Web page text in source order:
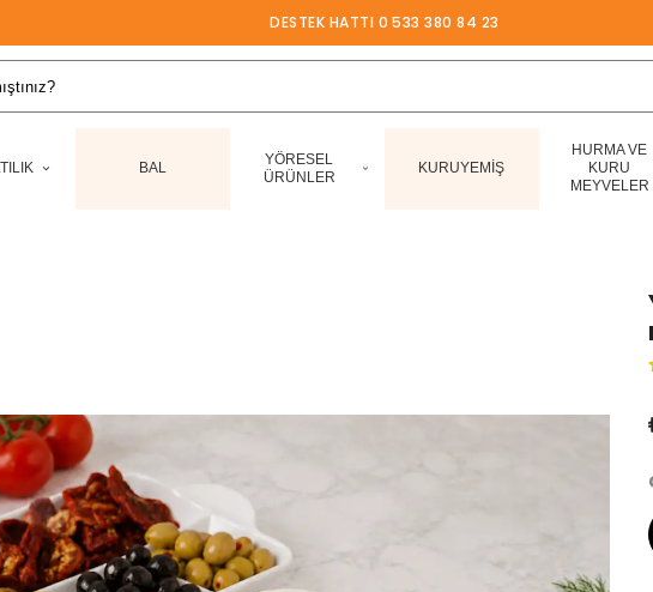
DESTEK HATTI 0 533 380 84 23
BAL
YÖRESEL
ÜRÜNLER
KURUYEMİŞ
HURMA VE
KURU
MEYVELER